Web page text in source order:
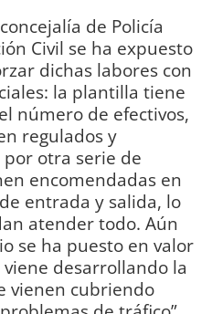
de Policía
Civil se ha expuesto
dichas labores con
la plantilla tiene
número de efectivos,
regulados y
por otra serie de
encomendadas en
entrada y salida, lo
atender todo. Aún
se ha puesto en valor
desarrollando la
vienen cubriendo